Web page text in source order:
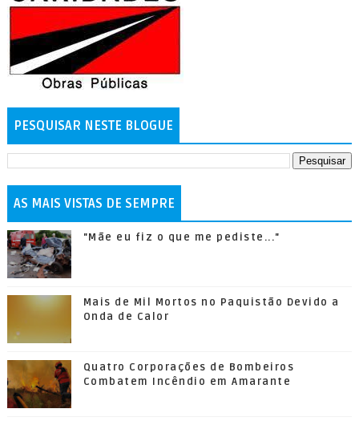
PESQUISAR NESTE BLOGUE
AS MAIS VISTAS DE SEMPRE
"Mãe eu fiz o que me pediste..."
Mais de Mil Mortos no Paquistão Devido a
Onda de Calor
Quatro Corporações de Bombeiros
Combatem Incêndio em Amarante